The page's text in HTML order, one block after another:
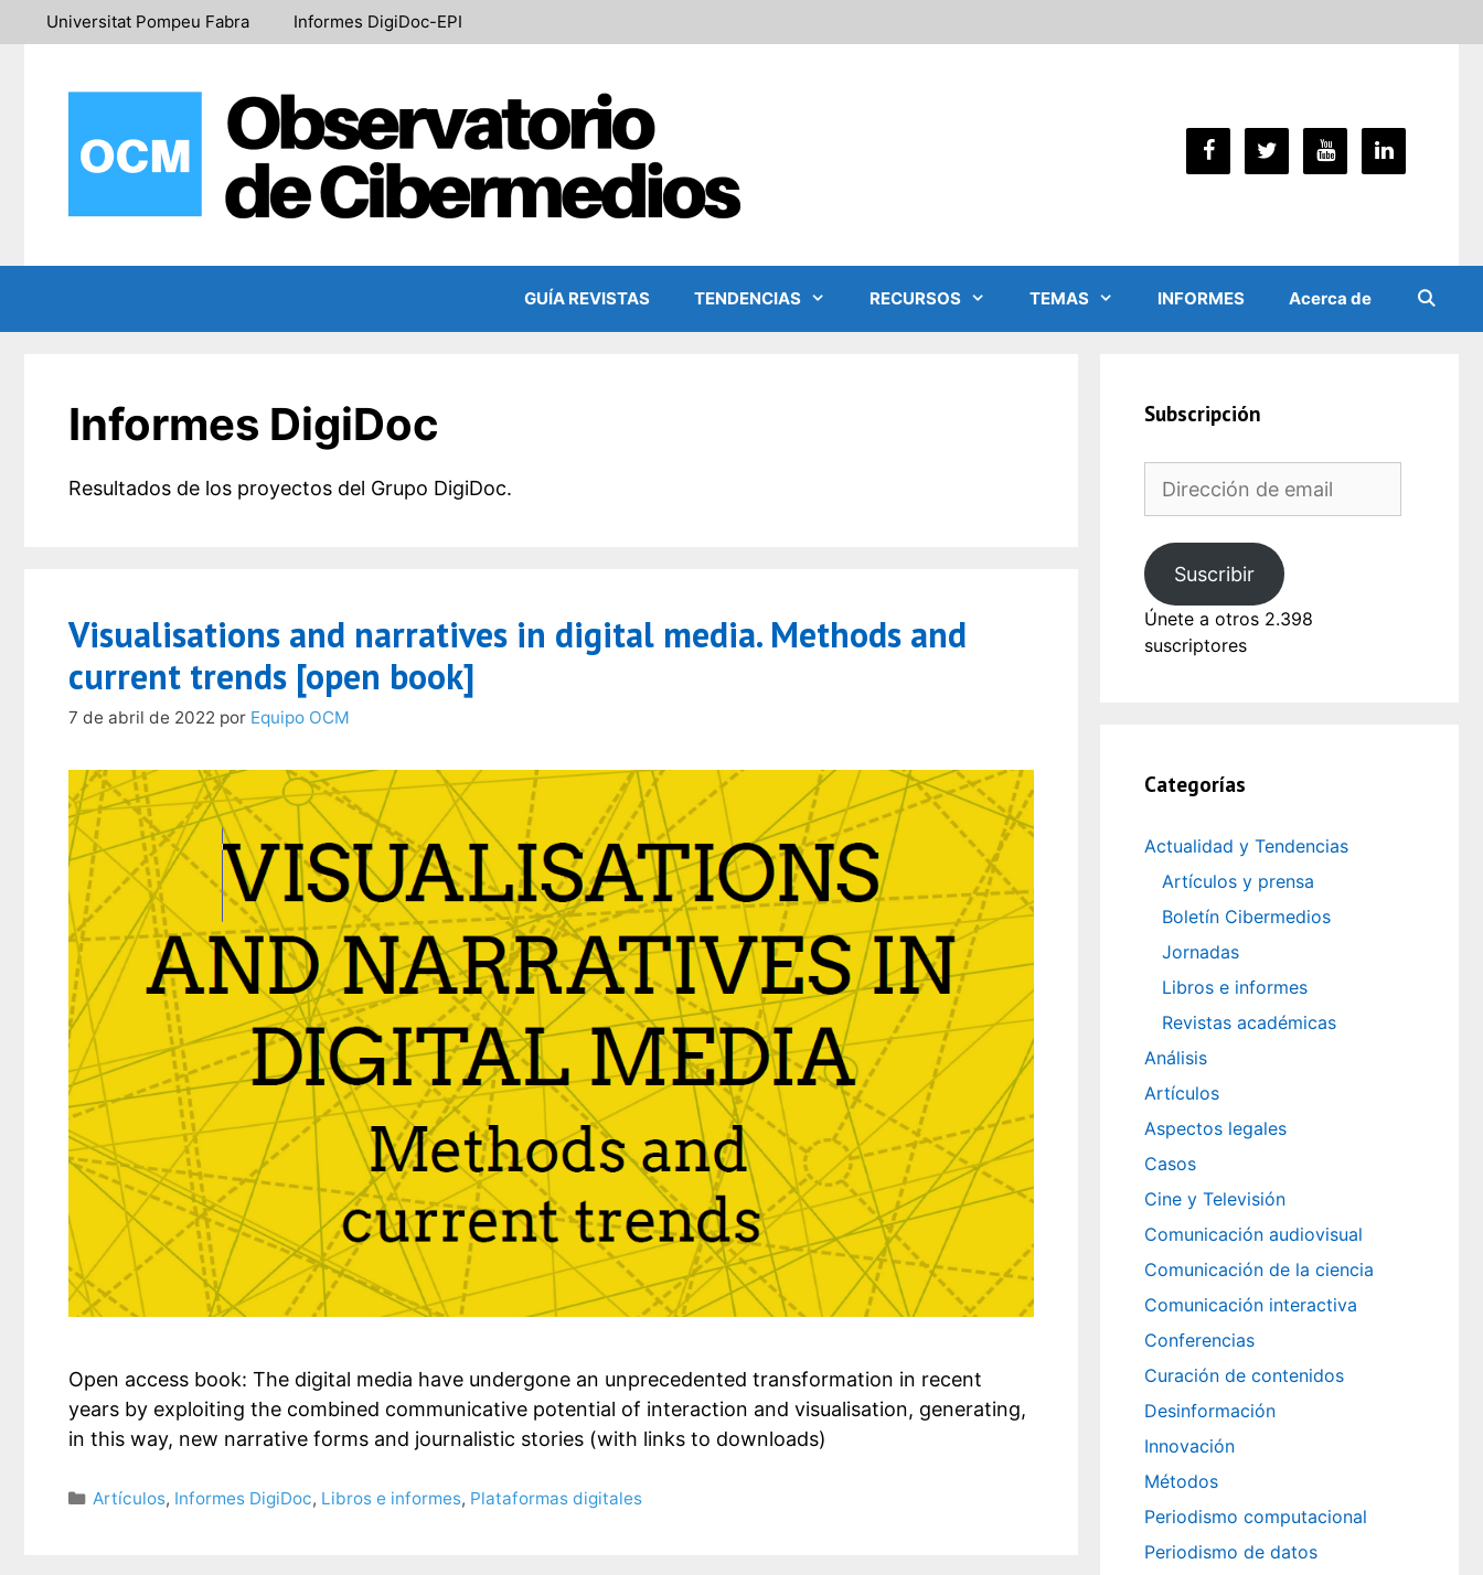
Saltar
al
Universitat Pompeu Fabra Informes DigiDoc-EPI
GUÍA REVISTAS TENDENCIAS RECURSOS TEMAS INFORMES Acerca de
Informes DigiDoc
Resultados de los proyectos del Grupo DigiDoc.
Visualisations and narratives in digital media. Methods and
current trends [open book]
7 de abril de 2022 por Equipo OCM
Open access book: The digital media have undergone an unprecedented transformation in recent
years by exploiting the combined communicative potential of interaction and visualisation, generating,
in this way, new narrative forms and journalistic stories (with links to downloads)
Categorías
Artículos, Informes DigiDoc, Libros e informes, Plataformas digitales
Subscripción
de
Suscribir
Únete a otros 2.398
suscriptores
Categorías
Actualidad y Tendencias
Artículos y prensa
Boletín Cibermedios
Jornadas
Libros e informes
Revistas académicas
Análisis
Artículos
Aspectos legales
Casos
Cine y Televisión
Comunicación audiovisual
Comunicación de la ciencia
Comunicación interactiva
Conferencias
Curación de contenidos
Desinformación
Innovación
Métodos
Periodismo computacional
Periodismo de datos